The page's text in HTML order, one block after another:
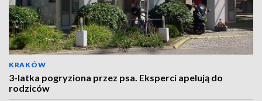
KRAKÓW
3-latka pogryziona przez psa. Eksperci apelują do
rodziców